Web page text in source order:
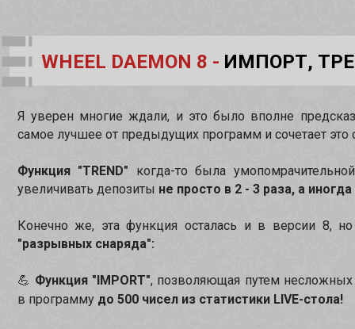
WHEEL DAEMON 8 - ИМПОРТ,
Я уверен многие ждали, и это было вполне
самое лучшее от предыдущих программ и сочетает это
Функция "TREND" когда-то была
увеличивать депозиты не просто в 2 - 3 раза, а
Конечно же, эта функция осталась и в версии 8,
"разрывных снаряда":
💪 Функция "IMPORT", позволяющая путем
в программу до 500 чисел из статистики LIVE-стола!